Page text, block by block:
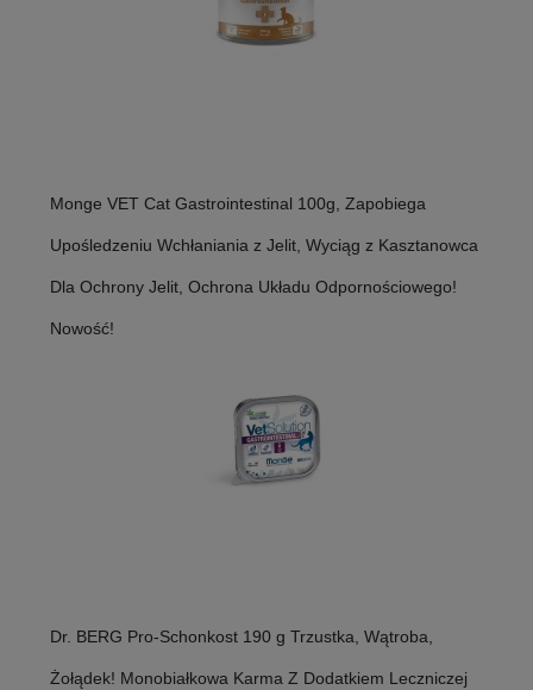
Monge VET Cat Gastrointestinal 100g, Zapobiega
Upośledzeniu Wchłaniania z Jelit, Wyciąg z Kasztanowca
Dla Ochrony Jelit, Ochrona Układu Odpornościowego!
Nowość!
Dr. BERG Pro-Schonkost 190 g Trzustka, Wątroba,
Żołądek! Monobiałkowa Karma Z Dodatkiem Leczniczej